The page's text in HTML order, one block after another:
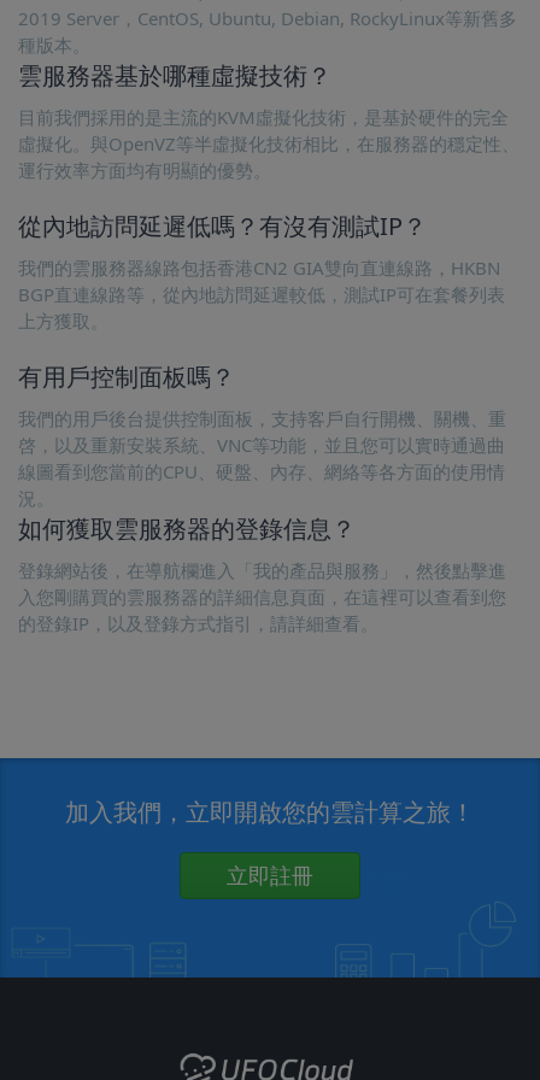
2019 Server，CentOS, Ubuntu, Debian, RockyLinux等新舊多
種版本。
雲服務器基於哪種虛擬技術？
目前我們採用的是主流的KVM虛擬化技術，是基於硬件的完全
虛擬化。與OpenVZ等半虛擬化技術相比，在服務器的穩定性、
運行效率方面均有明顯的優勢。
從內地訪問延遲低嗎？有沒有測試IP？
我們的雲服務器線路包括香港CN2 GIA雙向直連線路，HKBN
BGP直連線路等，從內地訪問延遲較低，測試IP可在套餐列表
上方獲取。
有用戶控制面板嗎？
我們的用戶後台提供控制面板，支持客戶自行開機、關機、重
啓，以及重新安裝系統、VNC等功能，並且您可以實時通過曲
線圖看到您當前的CPU、硬盤、內存、網絡等各方面的使用情
況。
如何獲取雲服務器的登錄信息？
登錄網站後，在導航欄進入「我的產品與服務」，然後點擊進
入您剛購買的雲服務器的詳細信息頁面，在這裡可以查看到您
的登錄IP，以及登錄方式指引，請詳細查看。
加入我們，立即開啟您的雲計算之旅！
立即註冊